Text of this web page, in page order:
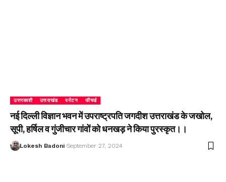
उत्तरकाशी उत्तराखंड पर्यटन फीचर्ड
नई दिल्ली विज्ञान भवन में उपराष्ट्रपति जगदीश उत्तराखंड के जखोल,
सूपी, हर्षिल व गुंजीचार गांवों को धनखड़ ने किया पुरस्कृत।।
Lokesh Badoni September 27, 2024